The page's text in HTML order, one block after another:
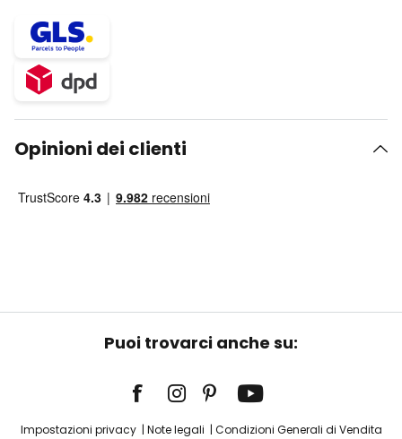
Opinioni dei clienti
Puoi trovarci anche su:
Impostazioni privacy Note legali Condizioni Generali di Vendita